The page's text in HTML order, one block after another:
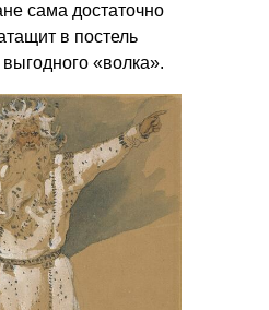
сама достаточно
в постель
выгодного «волка».